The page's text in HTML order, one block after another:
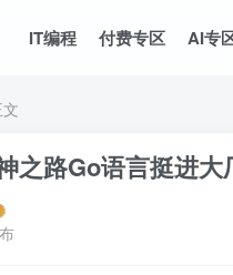
IT编程 付费专区 AI专
之路Go语言挺进大